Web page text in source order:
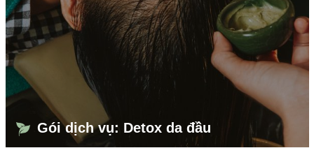
Gói dịch vụ: Detox da đầu